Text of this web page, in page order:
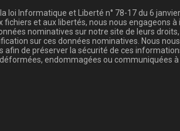
loi Informatique et Liberté n° 78-17 du 6
fichiers et aux libertés, nous nous engageons
nominatives sur notre site de leurs
sur ces données nominatives. Nous
afin de préserver la sécurité de ces
endommagées ou communiquées à